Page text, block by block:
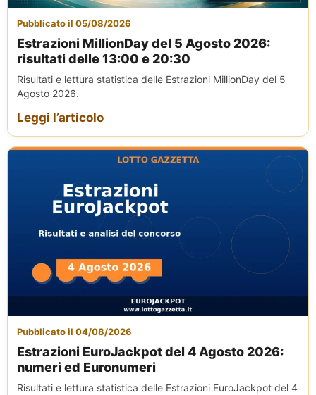
Pubblicato il 05/08/2026
Estrazioni MillionDay del 5 Agosto 2026:
risultati delle 13:00 e 20:30
Risultati e lettura statistica delle Estrazioni MillionDay del 5
Agosto 2026.
Leggi l’articolo
Pubblicato il 04/08/2026
Estrazioni EuroJackpot del 4 Agosto 2026:
numeri ed Euronumeri
Risultati e lettura statistica delle Estrazioni EuroJackpot del 4